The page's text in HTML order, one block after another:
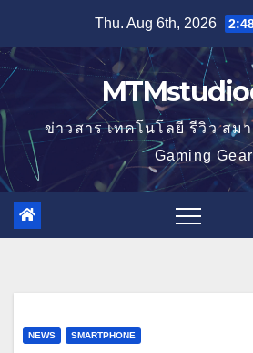
content
Thu. Aug 6th, 2026
ข่าวสาร เทคโนโลยี รีวิว สม
Gaming Gear
NEWS SMARTPHONE